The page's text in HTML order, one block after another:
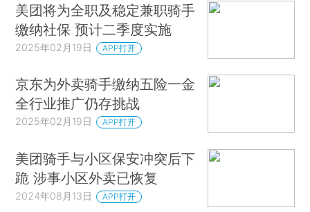
美团将为全职及稳定兼职骑手
缴纳社保 预计二季度实施
2025年02月19日 APP打开
京东为外卖骑手缴纳五险一金
全行业推广仍存挑战
2025年02月19日 APP打开
美团骑手与小区保安冲突后下
跪 涉事小区外卖已恢复
2024年08月13日 APP打开